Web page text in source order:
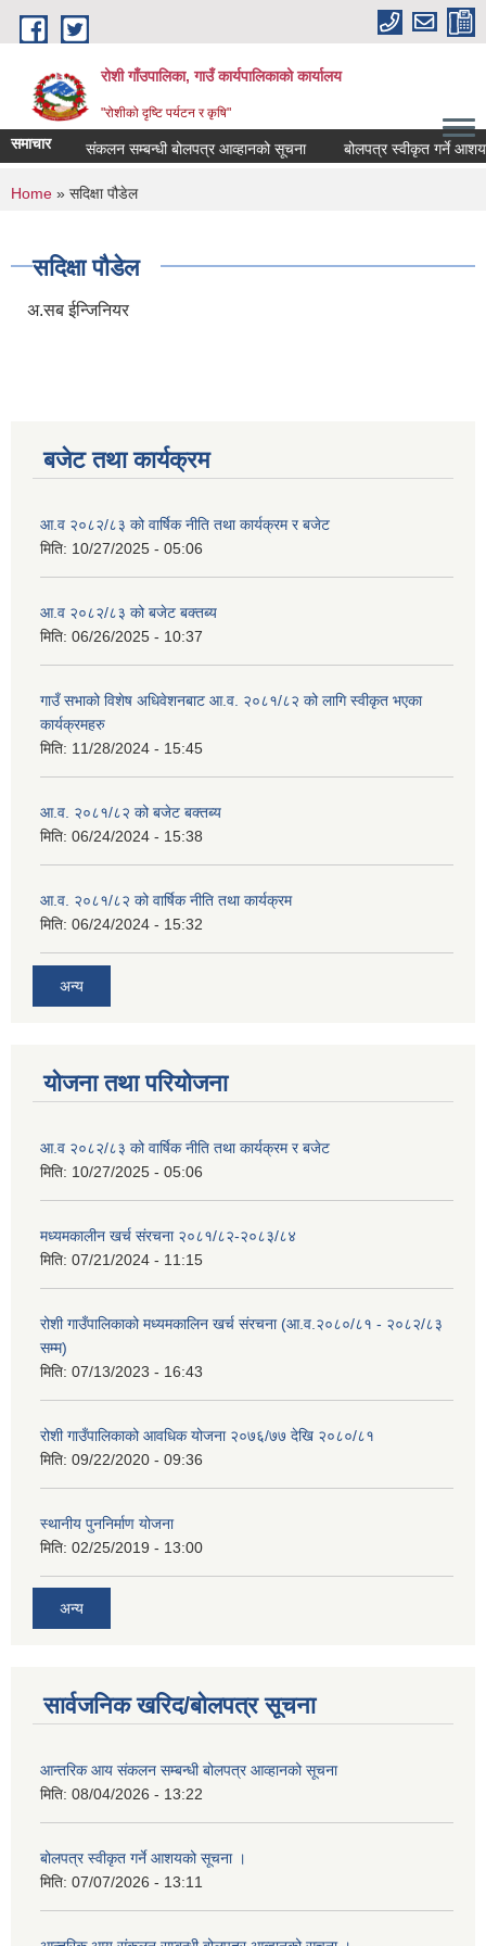
Skip to main content
रोशी गाँउपालिका, गाउँ कार्यपालिकाको कार्यालय
"रोशीको दृष्टि पर्यटन र कृषि"
समाचारआय संकलन सम्बन्धी बोलपत्र आव्हानको सूचना बोलपत्र स्वीकृत गर्ने
You are here
Home » सदिक्षा पौडेल
सदिक्षा पौडेल
अ.सब ईन्जिनियर
बजेट तथा कार्यक्रम
आ.व २०८२/८३ को वार्षिक नीति तथा कार्यक्रम र बजेट
मिति: 10/27/2025 - 05:06
आ.व २०८२/८३ को बजेट बक्तब्य
मिति: 06/26/2025 - 10:37
गाउँ सभाको विशेष अधिवेशनबाट आ.व. २०८१/८२ को लागि स्वीकृत भएका
कार्यक्रमहरु
मिति: 11/28/2024 - 15:45
आ.व. २०८१/८२ को बजेट बक्तब्य
मिति: 06/24/2024 - 15:38
आ.व. २०८१/८२ को वार्षिक नीति तथा कार्यक्रम
मिति: 06/24/2024 - 15:32
अन्य
योजना तथा परियोजना
आ.व २०८२/८३ को वार्षिक नीति तथा कार्यक्रम र बजेट
मिति: 10/27/2025 - 05:06
मध्यमकालीन खर्च संरचना २०८१/८२-२०८३/८४
मिति: 07/21/2024 - 11:15
रोशी गाउँपालिकाको मध्यमकालिन खर्च संरचना (आ.व.२०८०/८१ - २०८२/८३
सम्म)
मिति: 07/13/2023 - 16:43
रोशी गाउँपालिकाको आवधिक योजना २०७६/७७ देखि २०८०/८१
मिति: 09/22/2020 - 09:36
स्थानीय पुननिर्माण योजना
मिति: 02/25/2019 - 13:00
अन्य
सार्वजनिक खरिद/बोलपत्र सूचना
आन्तरिक आय संकलन सम्बन्धी बोलपत्र आव्हानको सूचना
मिति: 08/04/2026 - 13:22
बोलपत्र स्वीकृत गर्ने आशयको सूचना ।
मिति: 07/07/2026 - 13:11